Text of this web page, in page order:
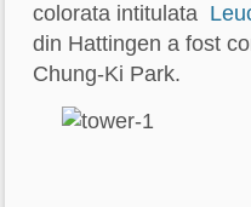
colorata intitulata
din Hattingen a fost
Chung-Ki Park.